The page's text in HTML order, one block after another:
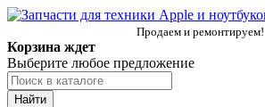
Продаем и ремонтируем!
Корзина ждет
Выберите любое предложение
Найти